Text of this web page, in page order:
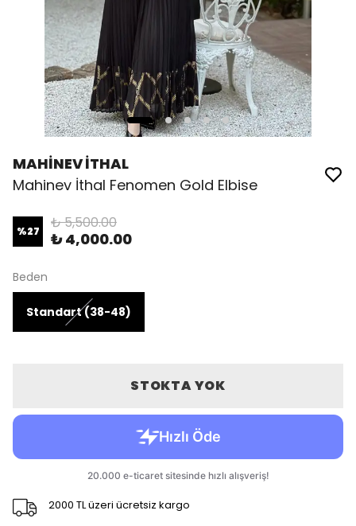
MAHİNEV İTHAL
Mahinev İthal Fenomen Gold Elbise
%27 ₺ 5,500.00
₺ 4,000.00
Beden
Standart (38-48)
STOKTA YOK
2000 TL üzeri ücretsiz kargo